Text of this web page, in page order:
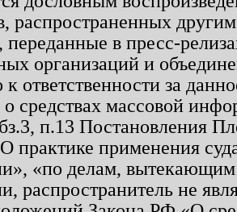
распространенных
в пресс-
организаций и
ответственности за
средствах массовой
п.13 Постановления
практике применения
«по делам, вытекающим
распространитель не